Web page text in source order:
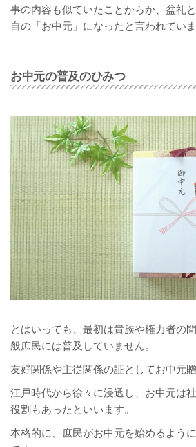
事の内容も似ていたことからか、盆礼
自の「お中元」になったと言われていま
お中元の普及のひみつ
とはいっても、最初は貴族や権力者の
般庶民には普及していません。
友好関係や主従関係の証としてお中元
江戸時代から徐々に浸透し、お中元は
役割もあったといいます。
本格的に、庶民がお中元を始めるよう